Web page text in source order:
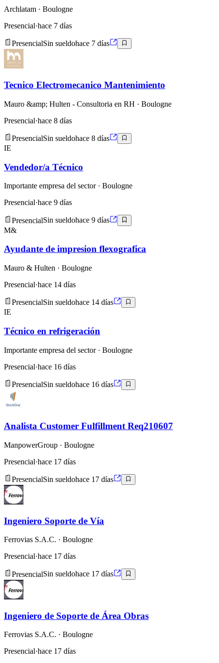
Archlatam · Boulogne
Presencial·hace 7 días
PresencialSin sueldohace 7 días
Tecnico Electromecanico Mantenimiento
Mauro &amp; Hulten - Consultoria en RH · Boulogne
Presencial·hace 8 días
PresencialSin sueldohace 8 días
IE
Vendedor/a Técnico
Importante empresa del sector· Boulogne
Presencial·hace 9 días
PresencialSin sueldohace 9 días
M&
Ayudante de impresion flexografica
Mauro & Hulten · Boulogne
Presencial·hace 14 días
PresencialSin sueldohace 14 días
IE
Técnico en refrigeración
Importante empresa del sector· Boulogne
Presencial·hace 16 días
PresencialSin sueldohace 16 días
Analista Customer Fulfillment Req210607
ManpowerGroup · Boulogne
Presencial·hace 17 días
PresencialSin sueldohace 17 días
Ingeniero Soporte de Vía
Ferrovias S.A.C. · Boulogne
Presencial·hace 17 días
PresencialSin sueldohace 17 días
Ingeniero de Soporte de Área Obras
Ferrovias S.A.C. · Boulogne
Presencial·hace 17 días